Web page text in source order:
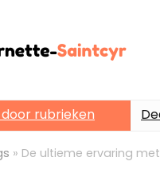
rubrieken
» De ultieme ervaring